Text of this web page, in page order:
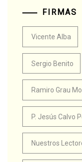
FIRMAS
Vicente Alba
Sergio Benito
Ramiro Grau
P. Jesús Calvo
Nuestros